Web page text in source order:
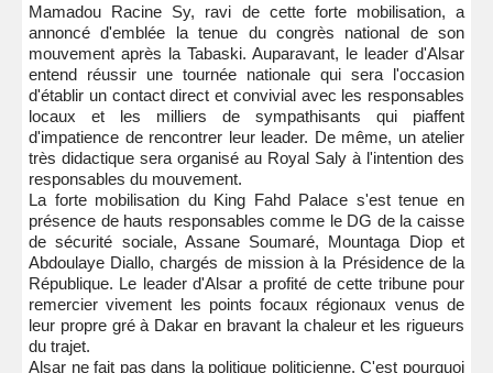
Mamadou Racine Sy, ravi de cette forte mobilisation, a
annoncé d'emblée la tenue du congrès national de son
mouvement après la Tabaski. Auparavant, le leader d'Alsar
entend réussir une tournée nationale qui sera l'occasion
d'établir un contact direct et convivial avec les responsables
locaux et les milliers de sympathisants qui piaffent
d'impatience de rencontrer leur leader. De même, un atelier
très didactique sera organisé au Royal Saly à l'intention des
responsables du mouvement.
La forte mobilisation du King Fahd Palace s'est tenue en
présence de hauts responsables comme le DG de la caisse
de sécurité sociale, Assane Soumaré, Mountaga Diop et
Abdoulaye Diallo, chargés de mission à la Présidence de la
République. Le leader d'Alsar a profité de cette tribune pour
remercier vivement les points focaux régionaux venus de
leur propre gré à Dakar en bravant la chaleur et les rigueurs
du trajet.
Alsar ne fait pas dans la politique politicienne. C'est pourquoi